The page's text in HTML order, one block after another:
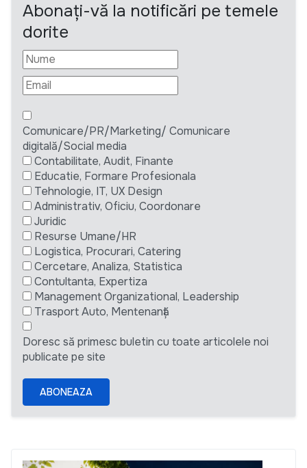
Abonați-vă la notificări pe temele
dorite
Comunicare/PR/Marketing/ Comunicare
digitală/Social media
Contabilitate, Audit, Finante
Educatie, Formare Profesionala
Tehnologie, IT, UX Design
Administrativ, Oficiu, Coordonare
Juridic
Resurse Umane/HR
Logistica, Procurari, Catering
Cercetare, Analiza, Statistica
Contultanta, Expertiza
Management Organizational, Leadership
Trasport Auto, Mentenanță
Doresc să primesc buletin cu toate articolele noi
publicate pe site
ABONEAZA